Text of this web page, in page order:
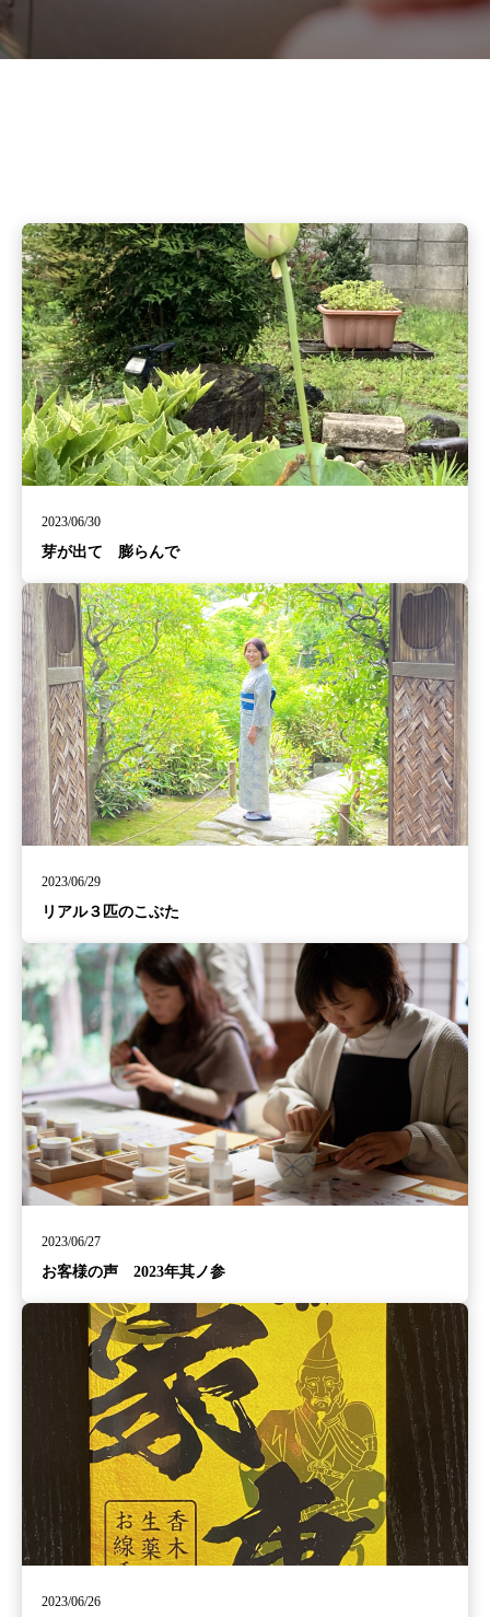
2023/06/30
芽が出て 膨らんで
2023/06/29
リアル３匹のこぶた
2023/06/27
お客様の声 2023年其ノ参
2023/06/26